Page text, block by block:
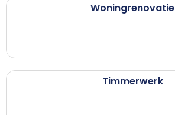
Woningrenovatie
Timmerwerk